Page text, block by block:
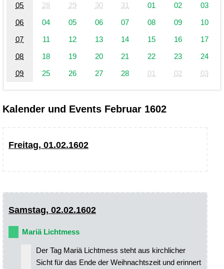
05
28 29 30 31 01 02
03
06
04 05 06 07 08 09
10
07
11 12 13 14 15 16
17
08
18 19 20 21 22 23
24
09
25 26 27 28 01 02 03
Kalender und Events Februar 1602
Freitag, 01.02.1602
Samstag, 02.02.1602
Mariä Lichtmess
Der Tag Mariä Lichtmess steht aus kirchlicher
Sicht für das Ende der Weihnachtszeit und erinnert